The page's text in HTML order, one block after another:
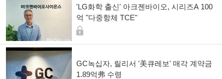
'LG화학 출신' 아크젠바이오, 시리즈A 100
억 "다중항체 TCE"
GC녹십자, 릴리서 '美큐레보' 매각 계약금
1.89억弗 수령